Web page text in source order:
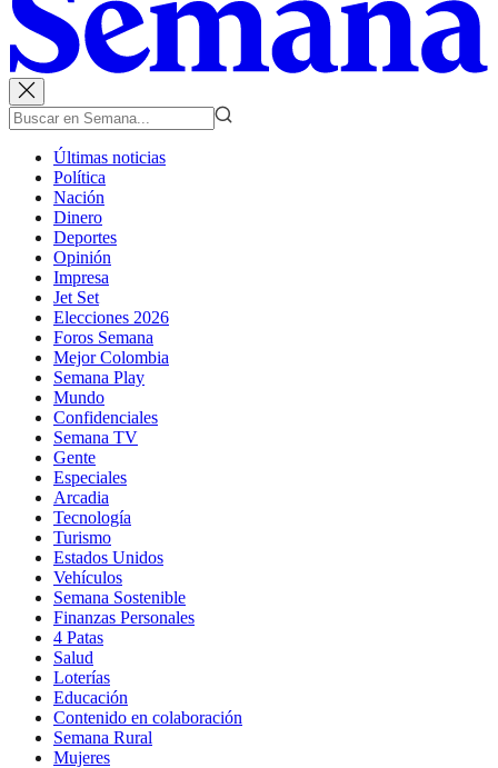
Últimas noticias
Política
Nación
Dinero
Deportes
Opinión
Impresa
Jet Set
Elecciones 2026
Foros Semana
Mejor Colombia
Semana Play
Mundo
Confidenciales
Semana TV
Gente
Especiales
Arcadia
Tecnología
Turismo
Estados Unidos
Vehículos
Semana Sostenible
Finanzas Personales
4 Patas
Salud
Loterías
Educación
Contenido en colaboración
Semana Rural
Mujeres